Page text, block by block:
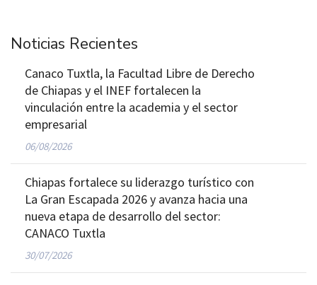
Noticias Recientes
Canaco Tuxtla, la Facultad Libre de Derecho
de Chiapas y el INEF fortalecen la
vinculación entre la academia y el sector
empresarial
06/08/2026
Chiapas fortalece su liderazgo turístico con
La Gran Escapada 2026 y avanza hacia una
nueva etapa de desarrollo del sector:
CANACO Tuxtla
30/07/2026